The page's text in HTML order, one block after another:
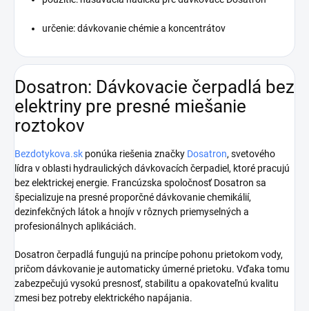
určenie: dávkovanie chémie a koncentrátov
Dosatron: Dávkovacie čerpadlá bez
elektriny pre presné miešanie
roztokov
Bezdotykova.sk ponúka riešenia značky Dosatron, svetového
lídra v oblasti hydraulických dávkovacích čerpadiel, ktoré pracujú
bez elektrickej energie. Francúzska spoločnosť Dosatron sa
špecializuje na presné proporčné dávkovanie chemikálií,
dezinfekčných látok a hnojív v rôznych priemyselných a
profesionálnych aplikáciách.
Dosatron čerpadlá fungujú na princípe pohonu prietokom vody,
pričom dávkovanie je automaticky úmerné prietoku. Vďaka tomu
zabezpečujú vysokú presnosť, stabilitu a opakovateľnú kvalitu
zmesi bez potreby elektrického napájania.